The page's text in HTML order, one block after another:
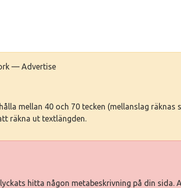
— Advertise
mellan 40 och 70 tecken (mellanslag räknas
räkna ut textlängden.
hitta någon metabeskrivning på din sida.